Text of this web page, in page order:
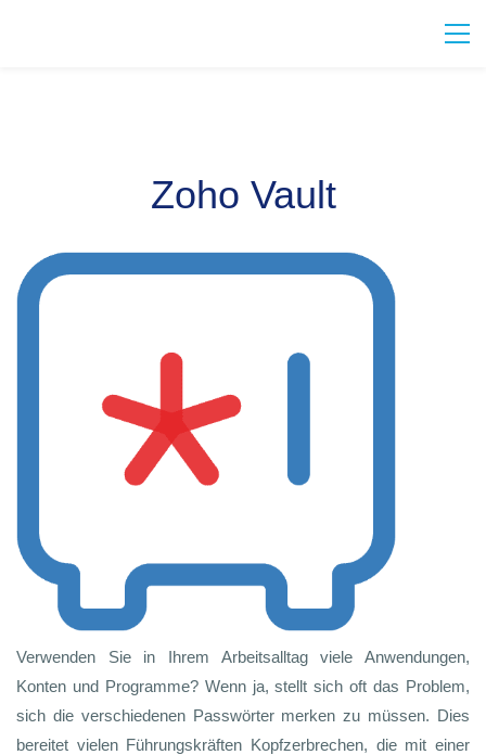
Zoho Vault
Verwenden Sie in Ihrem Arbeitsalltag viele Anwendungen,
Konten und Programme? Wenn ja, stellt sich oft das Problem,
sich die verschiedenen Passwörter merken zu müssen. Dies
bereitet vielen Führungskräften Kopfzerbrechen, die mit einer